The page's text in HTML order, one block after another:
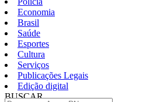
Economia
Brasil
Saúde
Esportes
Cultura
Serviços
Publicações Legais
Edição digital
BUSCAR